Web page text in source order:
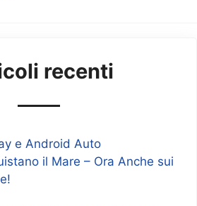
recenti
e Android Auto
il Mare – Ora Anche sui